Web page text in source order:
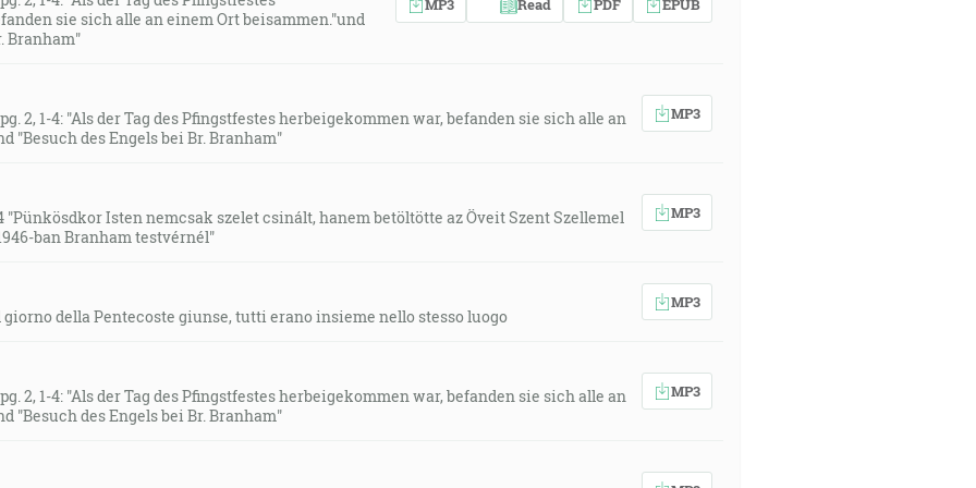
svetlom ľudí, [Jn 1:4]
20:28]
vám ju dal na oltár pokryť ňou hriech na vašich dušiach, lebo práve krv pokrýva hriech na
prijdem k vám. [Jn 14:18]
tvoje víťazstvo? [1Kor 15:55]
na cestách a vidzte a pýtajte sa po chodníkoch veku, ktorá je tá dobrá cesta, a iďte po nej a
[Jr 6:16]
sme a svedčíme a zvestujeme vám ten večný život, ktorý bol u Otca a zjavil sa nám -,
sie sich alle an einem Ort beisammen."und
Branham"
2, 1-4: "Als der Tag des Pfingstfestes herbeigekommen war, befanden sie sich alle an
"Besuch des Engels bei Br. Branham"
MP3
"Pünkösdkor Isten nemcsak szelet csinált, hanem betöltötte az Öveit Szent Szellemel
ban Branham testvérnél"
MP3
giorno della Pentecoste giunse, tutti erano insieme nello stesso luogo
MP3
2, 1-4: "Als der Tag des Pfingstfestes herbeigekommen war, befanden sie sich alle an
"Besuch des Engels bei Br. Branham"
MP3